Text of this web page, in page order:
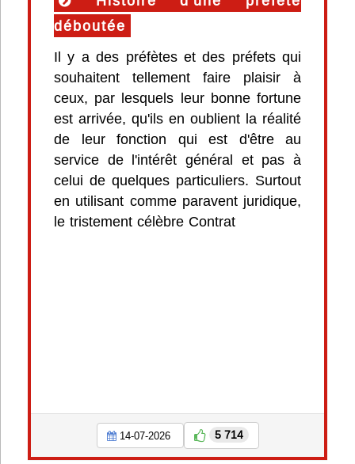
déboutée
Il y a des préfètes et des préfets qui
souhaitent tellement faire plaisir à
ceux, par lesquels leur bonne fortune
est arrivée, qu'ils en oublient la réalité
de leur fonction qui est d'être au
service de l'intérêt général et pas à
celui de quelques particuliers. Surtout
en utilisant comme paravent juridique,
le tristement célèbre Contrat
14-07-2026 5 714